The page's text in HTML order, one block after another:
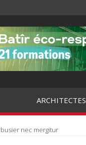
ARCHITECTES
nec mergitur